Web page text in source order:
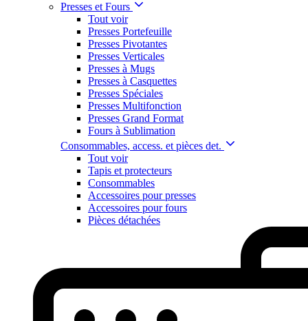
Presses et Fours
Tout voir
Presses Portefeuille
Presses Pivotantes
Presses Verticales
Presses à Mugs
Presses à Casquettes
Presses Spéciales
Presses Multifonction
Presses Grand Format
Fours à Sublimation
Consommables, access. et pièces det.
Tout voir
Tapis et protecteurs
Consommables
Accessoires pour presses
Accessoires pour fours
Pièces détachées